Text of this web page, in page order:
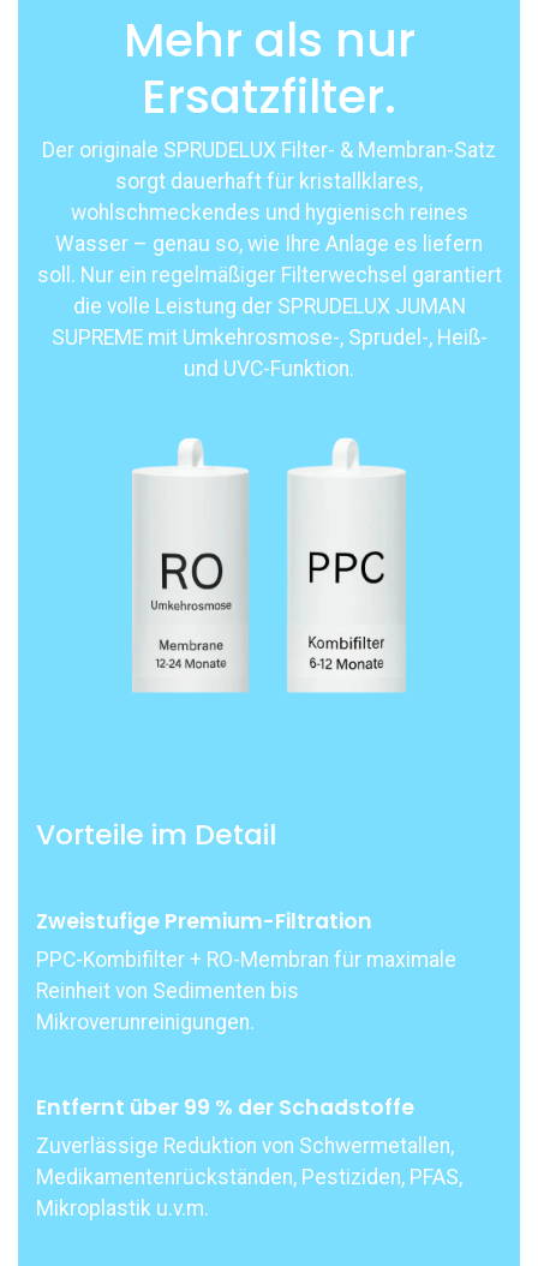
Mehr als nur
Ersatzfilter.
Der originale SPRUDELUX Filter- & Membran-Satz
sorgt dauerhaft für kristallklares,
wohlschmeckendes und hygienisch reines
Wasser – genau so, wie Ihre Anlage es liefern
soll. Nur ein regelmäßiger Filterwechsel garantiert
die volle Leistung der SPRUDELUX JUMAN
SUPREME mit Umkehrosmose-, Sprudel-, Heiß-
und UVC-Funktion.
Vorteile im Detail
Zweistufige Premium-Filtration
PPC-Kombifilter + RO-Membran für maximale
Reinheit von Sedimenten bis
Mikroverunreinigungen.
Entfernt über 99 % der Schadstoffe
Zuverlässige Reduktion von Schwermetallen,
Medikamentenrückständen, Pestiziden, PFAS,
Mikroplastik u.v.m.